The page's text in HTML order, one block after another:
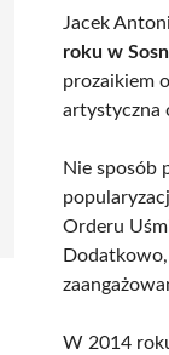
Jacek
roku w
prozaikiem
artystyczna
Nie sposób
Orderu
W 2014